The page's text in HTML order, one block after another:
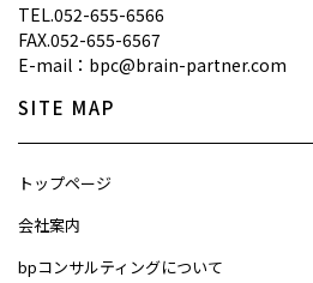
TEL.052-655-6566
FAX.052-655-6567
E-mail：bpc@brain-partner.com
SITE MAP
トップページ
会社案内
bpコンサルティングについて